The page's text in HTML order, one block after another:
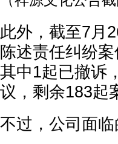
此外，截至7月
陈述责任纠纷
其中1起已撤诉
议，剩余183起
不过，公司面临